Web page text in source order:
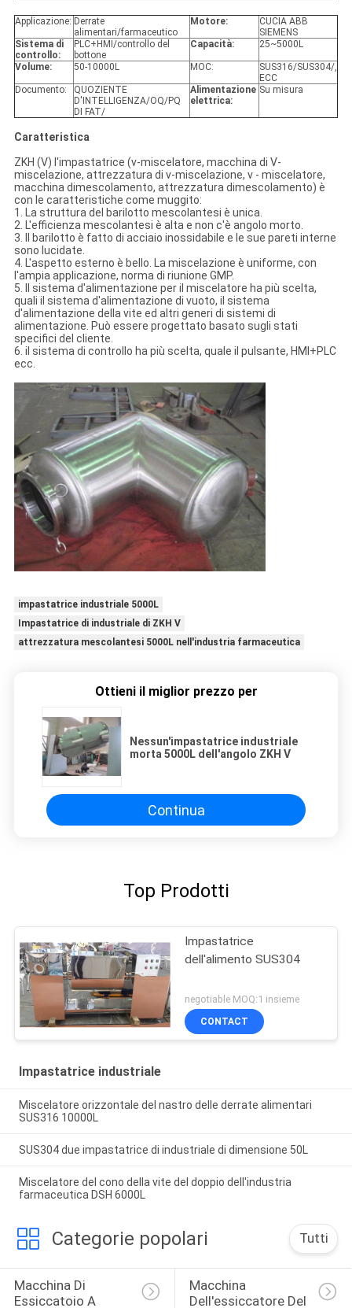
Applicazione: Derrate
alimentari/farmaceutico
Motore:
CUCIA ABB
SIEMENS
Sistema di
controllo:
PLC+HMI/controllo del
bottone
Capacità: 25~5000L
Volume: 50-10000L MOC:
SUS316/SUS304/,
ECC
Documento:
QUOZIENTE
D'INTELLIGENZA/OQ/PQ
DI FAT/
Alimentazione
elettrica:
Su misura
Caratteristica
ZKH (V) l'impastatrice (v-miscelatore, macchina di V-
miscelazione, attrezzatura di v-miscelazione, v - miscelatore,
macchina dimescolamento, attrezzatura dimescolamento) è
con le caratteristiche come muggito:
1. La struttura del barilotto mescolantesi è unica.
2. L'efficienza mescolantesi è alta e non c'è angolo morto.
3. Il barilotto è fatto di acciaio inossidabile e le sue pareti interne
sono lucidate.
4. L'aspetto esterno è bello. La miscelazione è uniforme, con
l'ampia applicazione, norma di riunione GMP.
5. Il sistema d'alimentazione per il miscelatore ha più scelta,
quali il sistema d'alimentazione di vuoto, il sistema
d'alimentazione della vite ed altri generi di sistemi di
alimentazione. Può essere progettato basato sugli stati
specifici del cliente.
6. il sistema di controllo ha più scelta, quale il pulsante, HMI+PLC
ecc.
impastatrice industriale 5000L
Impastatrice di industriale di ZKH V
attrezzatura mescolantesi 5000L nell'industria farmaceutica
Ottieni il miglior prezzo per
Nessun'impastatrice industriale
morta 5000L dell'angolo ZKH V
Continua
Top Prodotti
Impastatrice
dell'alimento SUS304
negotiable MOQ:1 insieme
CONTACT
Impastatrice industriale
Miscelatore orizzontale del nastro delle derrate alimentari
SUS316 10000L
SUS304 due impastatrice di industriale di dimensione 50L
Miscelatore del cono della vite del doppio dell'industria
farmaceutica DSH 6000L
Categorie popolari Tutti
Macchina Di
Essiccatoio A
Macchina
Dell'essiccatore Del